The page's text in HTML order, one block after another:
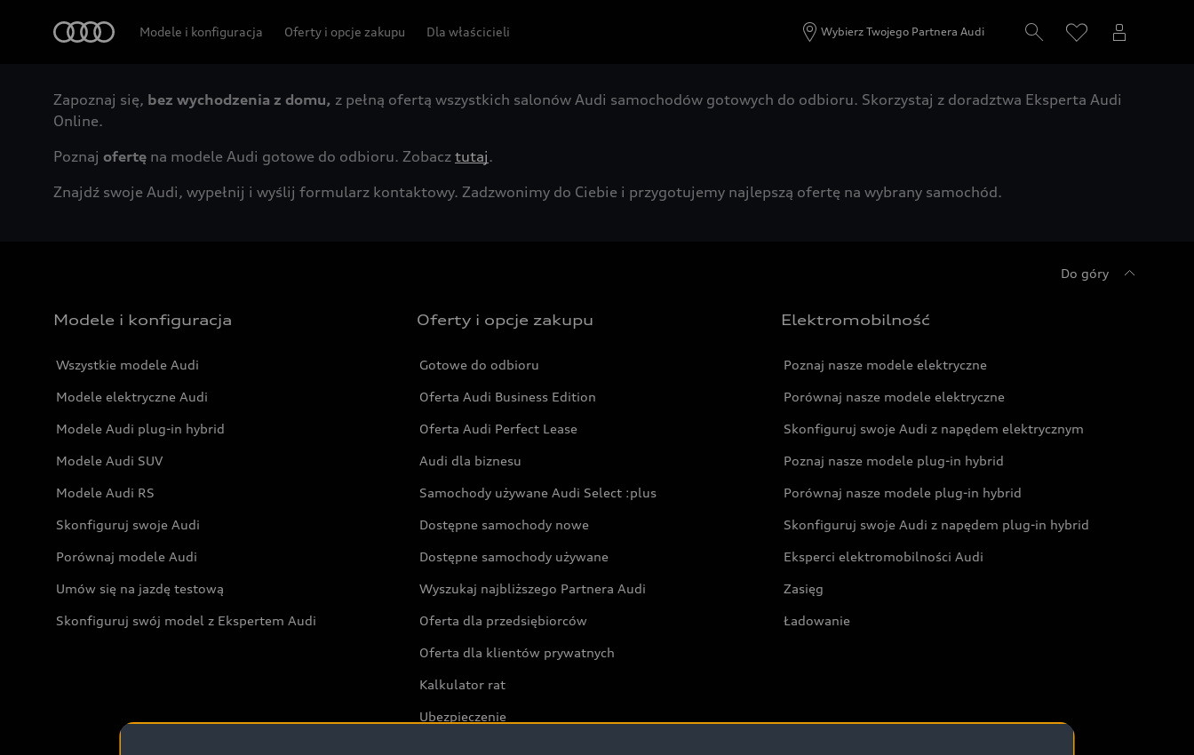
Modele i konfiguracja Oferty i opcje zakupu Dla właścicieli Wybierz Twojego Partnera Audi
Zapoznaj się, bez wychodzenia z domu, z pełną ofertą wszystkich salonów Audi samochodów gotowych do odbioru. Skorzystaj z doradztwa Eksperta Audi
Online.
Poznaj ofertę na modele Audi gotowe do odbioru. Zobacz tutaj.
Znajdź swoje Audi, wypełnij i wyślij formularz kontaktowy. Zadzwonimy do Ciebie i przygotujemy najlepszą ofertę na wybrany samochód.
Do góry
Modele i konfiguracja
Wszystkie modele Audi
Modele elektryczne Audi
Modele Audi plug-in hybrid
Modele Audi SUV
Modele Audi RS
Skonfiguruj swoje Audi
Porównaj modele Audi
Umów się na jazdę testową
Skonfiguruj swój model z Ekspertem Audi
Oferty i opcje zakupu
Gotowe do odbioru
Oferta Audi Business Edition
Oferta Audi Perfect Lease
Audi dla biznesu
Samochody używane Audi Select :plus
Dostępne samochody nowe
Dostępne samochody używane
Wyszukaj najbliższego Partnera Audi
Oferta dla przedsiębiorców
Oferta dla klientów prywatnych
Kalkulator rat
Ubezpieczenie
Elektromobilność
Poznaj nasze modele elektryczne
Porównaj nasze modele elektryczne
Skonfiguruj swoje Audi z napędem elektrycznym
Poznaj nasze modele plug-in hybrid
Porównaj nasze modele plug-in hybrid
Skonfiguruj swoje Audi z napędem plug-in hybrid
Eksperci elektromobilności Audi
Zasięg
Ładowanie